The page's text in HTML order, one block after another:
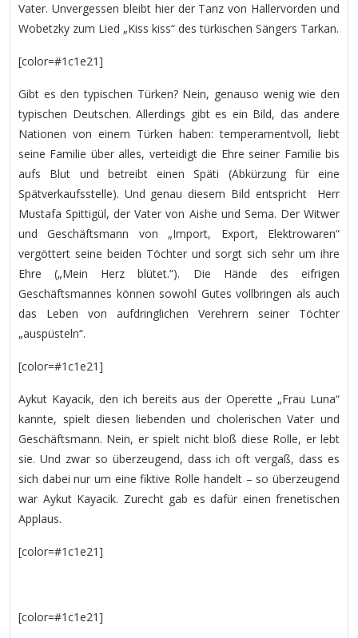
Vater. Unvergessen bleibt hier der Tanz von Hallervorden und
Wobetzky zum Lied „Kiss kiss“ des türkischen Sängers Tarkan.
[color=#1c1e21]
Gibt es den typischen Türken? Nein, genauso wenig wie den
typischen Deutschen. Allerdings gibt es ein Bild, das andere
Nationen von einem Türken haben: temperamentvoll, liebt
seine Familie über alles, verteidigt die Ehre seiner Familie bis
aufs Blut und betreibt einen Späti (Abkürzung für eine
Spätverkaufsstelle). Und genau diesem Bild entspricht Herr
Mustafa Spittigül, der Vater von Aishe und Sema. Der Witwer
und Geschäftsmann von „Import, Export, Elektrowaren“
vergöttert seine beiden Töchter und sorgt sich sehr um ihre
Ehre („Mein Herz blütet.“). Die Hände des eifrigen
Geschäftsmannes können sowohl Gutes vollbringen als auch
das Leben von aufdringlichen Verehrern seiner Töchter
„auspüsteln“.
[color=#1c1e21]
Aykut Kayacik, den ich bereits aus der Operette „Frau Luna“
kannte, spielt diesen liebenden und cholerischen Vater und
Geschäftsmann. Nein, er spielt nicht bloß diese Rolle, er lebt
sie. Und zwar so überzeugend, dass ich oft vergaß, dass es
sich dabei nur um eine fiktive Rolle handelt – so überzeugend
war Aykut Kayacik. Zurecht gab es dafür einen frenetischen
Applaus.
[color=#1c1e21]
[color=#1c1e21]